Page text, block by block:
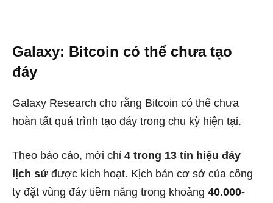
Galaxy: Bitcoin có thể chưa tạo
đáy
Galaxy Research cho rằng Bitcoin có thể chưa
hoàn tất quá trình tạo đáy trong chu kỳ hiện tại.
Theo báo cáo, mới chỉ 4 trong 13 tín hiệu đáy
lịch sử được kích hoạt. Kịch bản cơ sở của công
ty đặt vùng đáy tiềm năng trong khoảng 40.000-